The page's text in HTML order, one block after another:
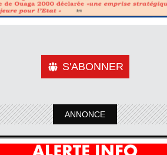
S'ABONNER
ANNONCE